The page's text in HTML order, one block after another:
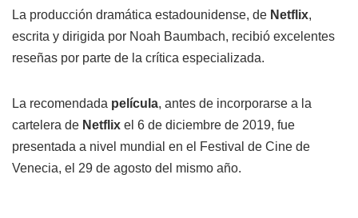
La producción dramática estadounidense, de Netflix,
escrita y dirigida por Noah Baumbach, recibió excelentes
reseñas por parte de la crítica especializada.
La recomendada película, antes de incorporarse a la
cartelera de Netflix el 6 de diciembre de 2019, fue
presentada a nivel mundial en el Festival de Cine de
Venecia, el 29 de agosto del mismo año.